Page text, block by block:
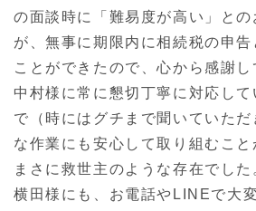
の面談時に「難易度が高い」との
が、無事に期限内に相続税の申告
ことができたので、心から感謝し
中村様に常に懇切丁寧に対応し
で（時にはグチまで聞いていた
な作業にも安心して取り組むこと
まさに救世主のような存在でした
横田様にも、お電話やLINEで大